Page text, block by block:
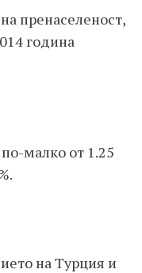
пренаселеност,
година
малко от 1.25
на Турция и